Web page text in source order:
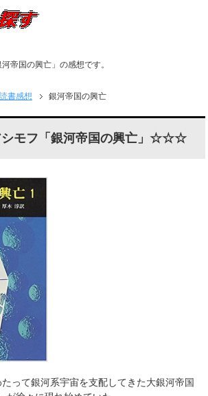
帝国の興亡」の感想です。
読書感想 銀河帝国の興亡
シモフ「銀河帝国の興亡」☆☆☆
って銀河系宇宙を支配してきた大銀河帝国